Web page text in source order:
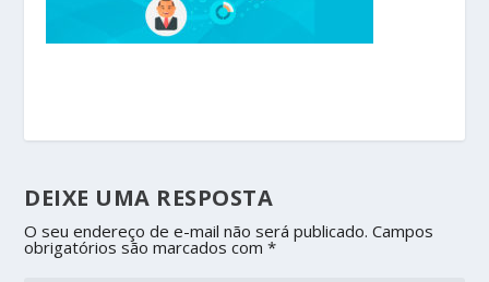
DEIXE UMA RESPOSTA
O seu endereço de e-mail não será publicado. Campos
obrigatórios são marcados com*